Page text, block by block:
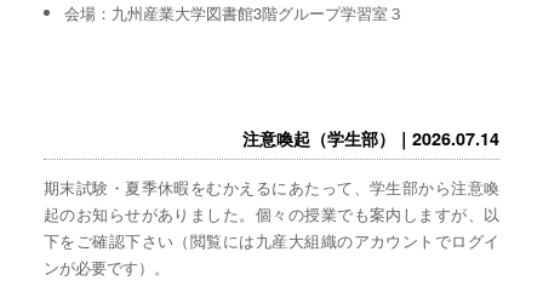
会場：九州産業大学図書館3階グループ学習室３
注意喚起（学生部）｜2026.07.14
期末試験・夏季休暇をむかえるにあたって、学生部から注意喚
起のお知らせがありました。個々の授業でも案内しますが、以
下をご確認下さい（閲覧には九産大組織のアカウントでログイ
ンが必要です）。